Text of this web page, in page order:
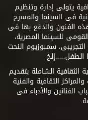
يتولى إدارة وتنظيم
فى السينما والمسرح
الفنون والدفع بها فى
للسينما المصرية،
سمبوزيوم النحت
الطفل.....إلخ
الشاملة بتقديم
الثقافية والفنية
الفنانين والأدباء فى